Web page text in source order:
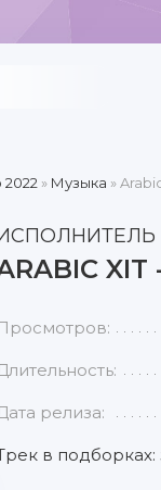
» Музыка »
XIT
релиза:
в подборках: